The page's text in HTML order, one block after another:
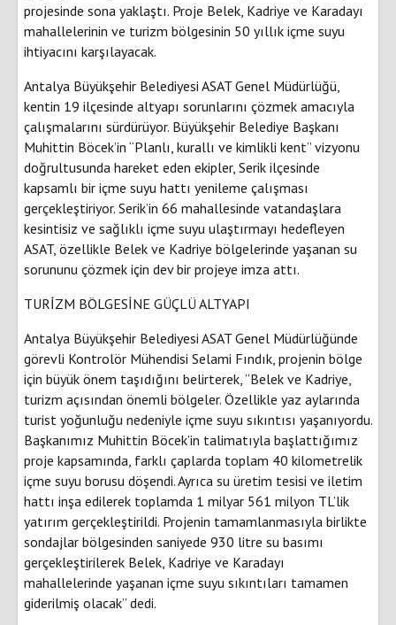
projesinde sona yaklaştı. Proje Belek, Kadriye ve Karadayı
mahallelerinin ve turizm bölgesinin 50 yıllık içme suyu
ihtiyacını karşılayacak.
Antalya Büyükşehir Belediyesi ASAT Genel Müdürlüğü,
kentin 19 ilçesinde altyapı sorunlarını çözmek amacıyla
çalışmalarını sürdürüyor. Büyükşehir Belediye Başkanı
Muhittin Böcek’in “Planlı, kurallı ve kimlikli kent” vizyonu
doğrultusunda hareket eden ekipler, Serik ilçesinde
kapsamlı bir içme suyu hattı yenileme çalışması
gerçekleştiriyor. Serik’in 66 mahallesinde vatandaşlara
kesintisiz ve sağlıklı içme suyu ulaştırmayı hedefleyen
ASAT, özellikle Belek ve Kadriye bölgelerinde yaşanan su
sorununu çözmek için dev bir projeye imza attı.
TURİZM BÖLGESİNE GÜÇLÜ ALTYAPI
Antalya Büyükşehir Belediyesi ASAT Genel Müdürlüğünde
görevli Kontrolör Mühendisi Selami Fındık, projenin bölge
için büyük önem taşıdığını belirterek, “Belek ve Kadriye,
turizm açısından önemli bölgeler. Özellikle yaz aylarında
turist yoğunluğu nedeniyle içme suyu sıkıntısı yaşanıyordu.
Başkanımız Muhittin Böcek’in talimatıyla başlattığımız
proje kapsamında, farklı çaplarda toplam 40 kilometrelik
içme suyu borusu döşendi. Ayrıca su üretim tesisi ve iletim
hattı inşa edilerek toplamda 1 milyar 561 milyon TL’lik
yatırım gerçekleştirildi. Projenin tamamlanmasıyla birlikte
sondajlar bölgesinden saniyede 930 litre su basımı
gerçekleştirilerek Belek, Kadriye ve Karadayı
mahallelerinde yaşanan içme suyu sıkıntıları tamamen
giderilmiş olacak” dedi.